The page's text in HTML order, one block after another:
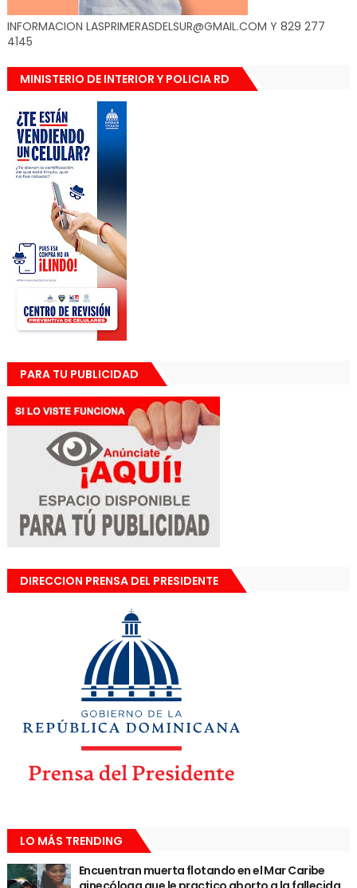
INFORMACION LASPRIMERASDELSUR@GMAIL.COM Y 829 277
4145
MINISTERIO DE INTERIOR Y POLICIA RD
PARA TU PUBLICIDAD
DIRECCION PRENSA DEL PRESIDENTE
LO MÁS TRENDING
Encuentran muerta flotando en el Mar Caribe